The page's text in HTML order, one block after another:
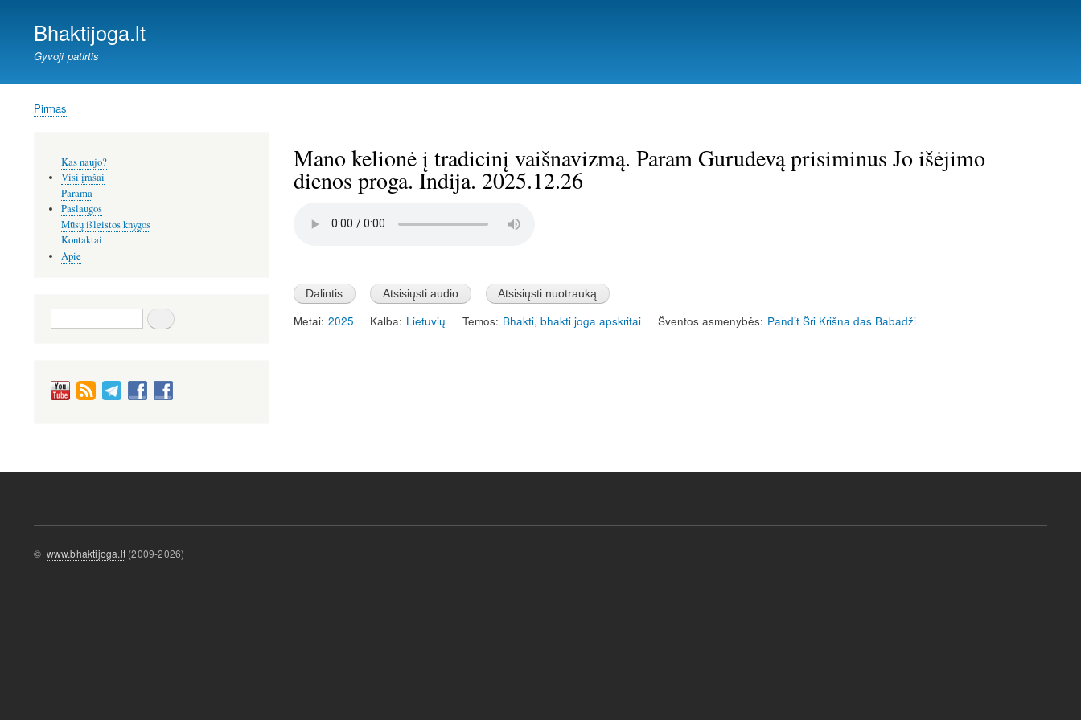
Bhaktijoga.lt
Gyvoji patirtis
Kelias
Pirmas
Mano kelionė į tradicinį vaišnavizmą. Param Gurudevą prisiminus Jo išėjimo
dienos proga. Indija. 2025.12.26
Metai 2025 Kalba Lietuvių Temos Bhakti, bhakti joga apskritai Šventos asmenybės Pandit Šri Krišna das Babadži
meniu
Kas naujo?
Visi įrašai
Parama
Paslaugos
Mūsų išleistos knygos
Kontaktai
Apie
Paieška
© www.bhaktijoga.lt (2009-2026)